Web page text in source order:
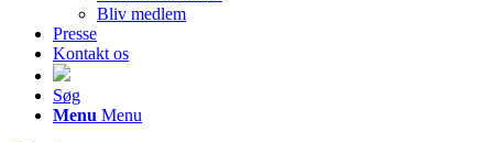
Bliv medlem
Presse
Kontakt os
Søg
Menu Menu